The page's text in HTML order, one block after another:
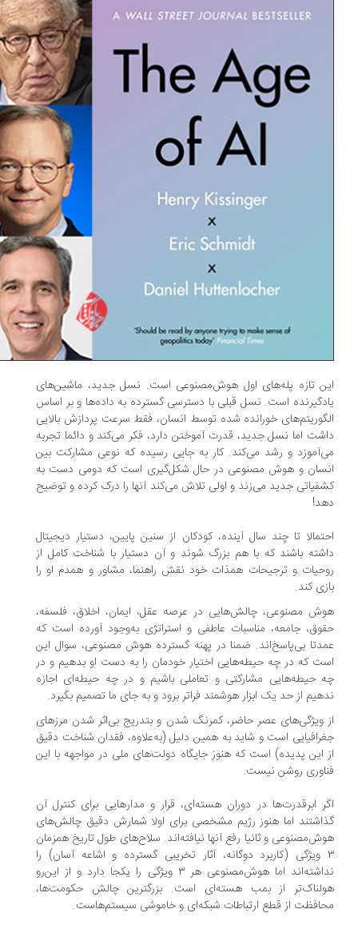
تازه پله‌های اول هوش‌مصنوعی است. نسل جدید، ماشین‌های
است. نسل قبلی با دسترسی گسترده به داده‌ها و بر اساس
خورانده شده توسط انسان، فقط سرعت پردازش بالایی
اما نسل جدید، قدرت آموختن دارد، فکر می‌کند و دائما تجربه
و رشد می‌کند. کار به جایی رسیده که نوعی مشارکت بین
و هوش مصنوعی در حال شکل‌گیری است که دومی دست به
جدید می‌زند و اولی تلاش می‌کند آنها را درک کرده و توضیح
تا چند سال آینده، کودکان از سنین پایین، دستیار دیجیتال
باشند که با هم بزرگ شوند و آن دستیار با شناخت کامل از
و ترجیحات همذات خود نقش راهنما، مشاور و همدم او را
کند.
مصنوعی، چالش‌هایی در عرصه عقل، ایمان، اخلاق، فلسفه،
جامعه، مناسبات عاطفی و استراتژی به‌وجود آورده است که
بی‌پاسخ‌اند. ضمنا در پهنه گسترده هوش مصنوعی، سوال این
که در چه حیطه‌هایی اختیار خودمان را به دست او بدهیم و در
حیطه‌هایی مشارکتی و تعاملی باشیم و در چه حیطه‌ای اجازه
از حد یک ابزار هوشمند فراتر برود و به جای ما تصمیم بگیرد.
ویژگی‌های عصر حاضر، کمرنگ شدن و بتدریج بی‌اثر شدن مرزهای
است و شاید به همین دلیل (به‌علاوه، فقدان شناخت دقیق
این پدیده) است که هنوز جایگاه دولت‌های ملی در مواجهه با این
روشن نیست.
ابرقدرت‌ها در دوران هسته‌ای، قرار و مدارهایی برای کنترل آن
اما هنوز رژیم مشخصی برای اولا شمارش دقیق چالش‌های
و ثانیا رفع آنها نیافته‌اند. سلاح‌های طول تاریخ همزمان
٣ ویژگی (کاربرد دوگانه، آثار تخریبی گسترده و اشاعه آسان) را
نداشته‌اند اما هوش‌مصنوعی هر ٣ ویژگی را یکجا دارد و از این‌رو
از بمب هسته‌ای است. بزرگترین چالش حکومت‌ها،
از قطع ارتباطات شبکه‌ای و خاموشی سیستم‌هاست.